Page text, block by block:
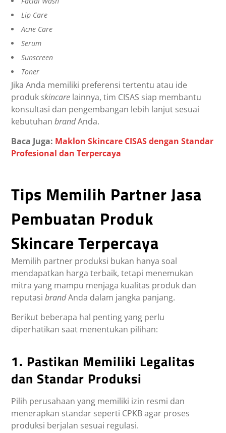
Lip Care
Acne Care
Serum
Sunscreen
Toner
Jika Anda memiliki preferensi tertentu atau ide
produkskincare lainnya, tim CISAS siap membantu
konsultasi dan pengembangan lebih lanjut sesuai
kebutuhan brandAnda.
Baca Juga: Maklon Skincare CISAS dengan Standar
Profesional dan Terpercaya
Tips Memilih Partner Jasa
Pembuatan Produk
Skincare Terpercaya
Memilih partner produksi bukan hanya soal
mendapatkan harga terbaik, tetapi menemukan
mitra yang mampu menjaga kualitas produk dan
reputasibrandAnda dalam jangka panjang.
Berikut beberapa hal penting yang perlu
diperhatikan saat menentukan pilihan:
1. Pastikan Memiliki Legalitas
dan Standar Produksi
Pilih perusahaan yang memiliki izin resmi dan
menerapkan standar seperti CPKB agar proses
produksi berjalan sesuai regulasi.